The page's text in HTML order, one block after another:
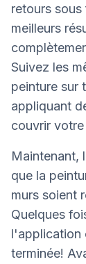
retours
meilleurs
Suivez les
peinture sur
appliquant
couvrir
Maintenant,
que la
murs soient
Quelques
l'application
terminée!